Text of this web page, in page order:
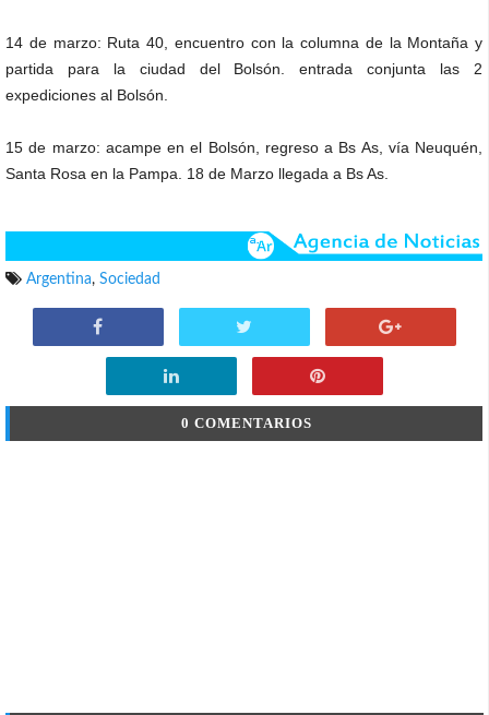
14 de marzo: Ruta 40, encuentro con la columna de la Montaña y
partida para la ciudad del Bolsón. entrada conjunta las 2
expediciones al Bolsón.
15 de marzo: acampe en el Bolsón, regreso a Bs As, vía Neuquén,
Santa Rosa en la Pampa. 18 de Marzo llegada a Bs As.
Argentina, Sociedad
0 COMENTARIOS